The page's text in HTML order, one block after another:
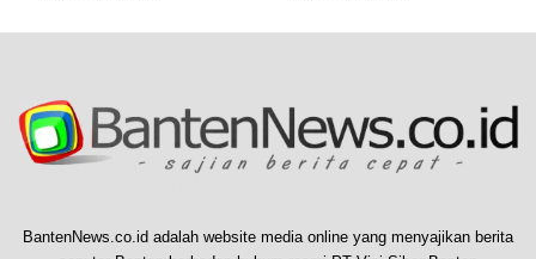
BantenNews.co.id adalah website media online yang menyajikan berita